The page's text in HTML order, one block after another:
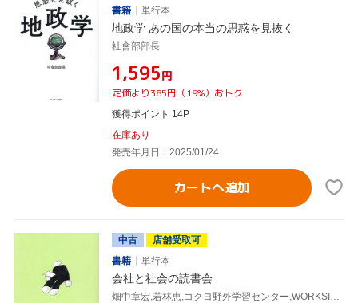
書籍
単行本
地政学 あの国の本当の思惑を見抜く
社會部部長
¥1,595円
定価より385円（19%）おトク
獲得ポイント 14P
在庫あり
発売年月日：2025/01/24
カートへ追加
中古
店舗受取可
書籍
単行本
会社と社会の読書会
畑中章宏,若林恵,コクヨ野外学習センター,WORKSIGHT,山下正太郎